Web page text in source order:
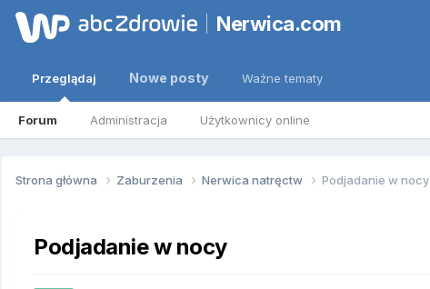
Nerwica.com
Przeglądaj
Forum Administracja Użytkownicy online
Nowe posty Ważne tematy
Strona główna Zaburzenia Nerwica natręctw Podjadanie w nocy
Podjadanie w nocy